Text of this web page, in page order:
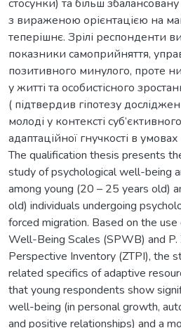
стосунки) та більш
з вираженою орієнтацією на
теперішнє. Зрілі респонденти
показники самоприйняття,
позитивного минулого, проте
у житті та особистісного
( підтвердив гіпотезу
молоді у контексті
адаптаційної гнучкості в
The qualification thesis presents
study of psychological well-being
among young (20 – 25 years old)
old) individuals undergoing
forced migration. Based on the
Well-Being Scales (SPWB) and P.
Perspective Inventory (ZTPI), the
related specifics of adaptive
that young respondents show
well-being (in personal growth,
and positive relationships) and a